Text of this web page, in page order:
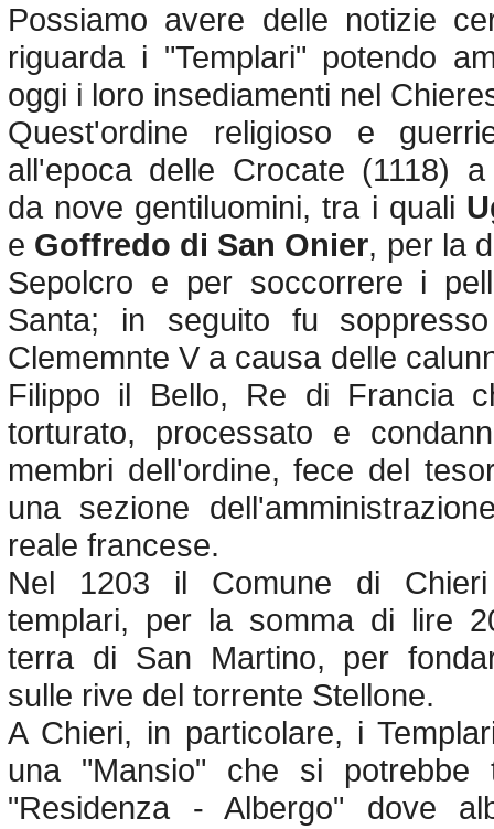
Possiamo avere delle notizie
riguarda i "Templari" potendo
oggi i loro insediamenti nel
Quest'ordine religioso e
all'epoca delle Crocate (1118) a
da nove gentiluomini, tra i quali
e Goffredo di San Onier, per la
Sepolcro e per soccorrere i
Santa; in seguito fu
Clememnte V a causa delle
Filippo il Bello, Re di Francia
torturato, processato e
membri dell'ordine, fece del
una sezione
reale francese.
Nel 1203 il Comune di
templari, per la somma di lire
terra di San Martino, per
sulle rive del torrente Stellone.
A Chieri, in particolare, i
una "Mansio" che si potrebbe
"Residenza - Albergo" dove